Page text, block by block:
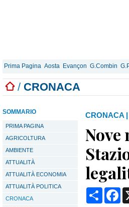
Prima Pagina Aosta Evançon G.Combin
/ CRONACA
SOMMARIO
PRIMA PAGINA
AGRICOLTURA
AMBIENTE
ATTUALITÀ
ATTUALITÀ ECONOMIA
ATTUALITÀ POLITICA
CRONACA
CRONACA |